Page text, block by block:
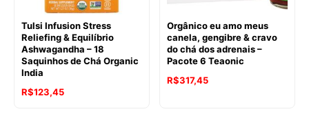
Tulsi Infusion Stress
Reliefing & Equilíbrio
Ashwagandha – 18
Saquinhos de Chá Organic
India
O
R$123,45O
Orgânico eu amo meus
canela, gengibre & cravo
do chá dos adrenais –
Pacote 6 Teaonic
O
R$317,45O